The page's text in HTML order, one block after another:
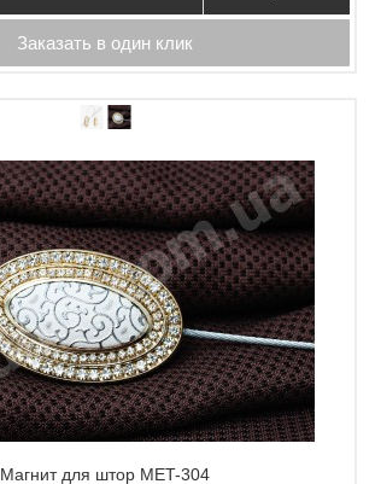
Заказать в один клик
Магнит для штор MET-304